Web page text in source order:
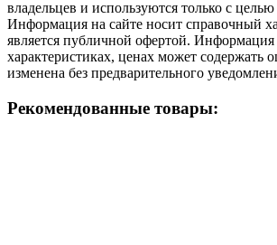
владельцев и используются только с
Информация на сайте носит справочный
является публичной офертой. Информация
характеристиках, ценах может содержать
изменена без предварительного
Рекомендованные товары: